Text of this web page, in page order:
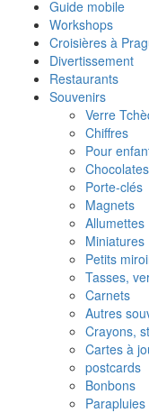
Guide mobile
Workshops
Croisières à
Divertissement
Restaurants
Souvenirs
Verre
Chiffres
Pour
Chocolates
Porte-clés
Magnets
Allumettes
Miniatures
Petits
Tasses,
Carnets
Autres
Crayons,
Cartes à
postcards
Bonbons
Parapluies